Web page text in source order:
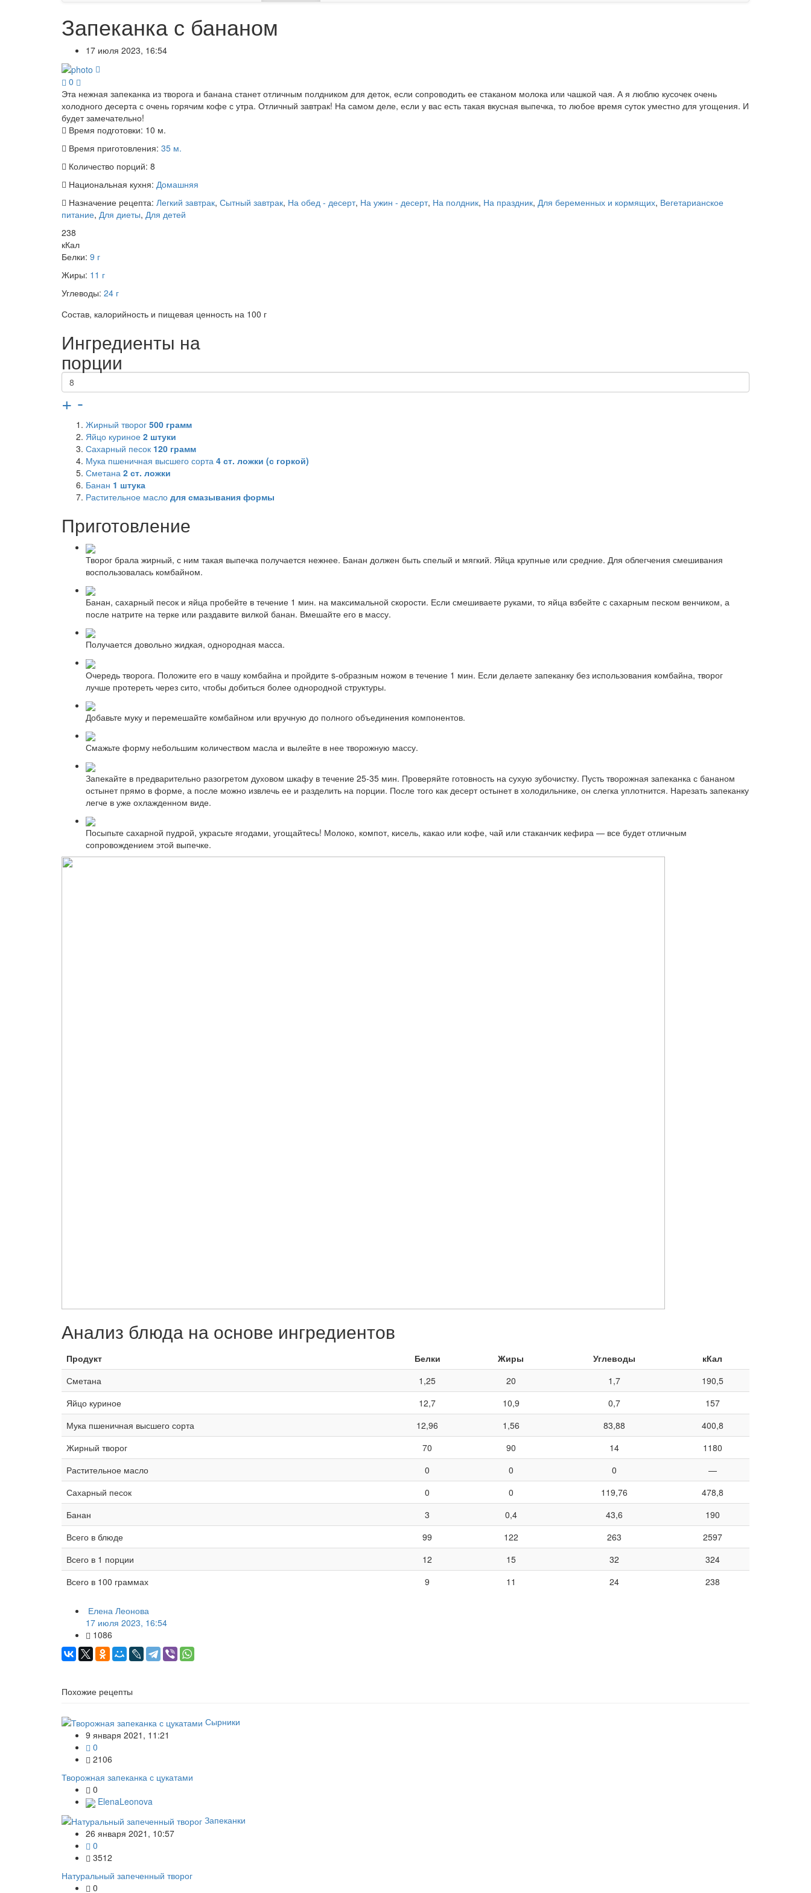
Запеканка с бананом
17 июля 2023, 16:54
0
Эта нежная запеканка из творога и банана станет отличным полдником для деток, если сопроводить ее стаканом молока или чашкой чая. А я люблю кусочек очень
холодного десерта с очень горячим кофе с утра. Отличный завтрак! На самом деле, если у вас есть такая вкусная выпечка, то любое время суток уместно для угощения. И
будет замечательно!
Время подготовки: 10 м.
Время приготовления: 35 м.
Количество порций: 8
Национальная кухня: Домашняя
Назначение рецепта: Легкий завтрак, Сытный завтрак, На обед - десерт, На ужин - десерт, На полдник, На праздник, Для беременных и кормящих, Вегетарианское
питание, Для диеты, Для детей
238
кКал
Белки: 9 г
Жиры: 11 г
Углеводы: 24 г
Состав, калорийность и пищевая ценность на 100 г
Ингредиенты на
порции
+ -
Жирный творог 500 грамм
Яйцо куриное 2 штуки
Сахарный песок 120 грамм
Мука пшеничная высшего сорта 4 ст. ложки (с горкой)
Сметана 2 ст. ложки
Банан 1 штука
Растительное масло для смазывания формы
Приготовление
Творог брала жирный, с ним такая выпечка получается нежнее. Банан должен быть спелый и мягкий. Яйца крупные или средние. Для облегчения смешивания
воспользовалась комбайном.
Банан, сахарный песок и яйца пробейте в течение 1 мин. на максимальной скорости. Если смешиваете руками, то яйца взбейте с сахарным песком венчиком, а
после натрите на терке или раздавите вилкой банан. Вмешайте его в массу.
Получается довольно жидкая, однородная масса.
Очередь творога. Положите его в чашу комбайна и пройдите s-образным ножом в течение 1 мин. Если делаете запеканку без использования комбайна, творог
лучше протереть через сито, чтобы добиться более однородной структуры.
Добавьте муку и перемешайте комбайном или вручную до полного объединения компонентов.
Смажьте форму небольшим количеством масла и вылейте в нее творожную массу.
Запекайте в предварительно разогретом духовом шкафу в течение 25-35 мин. Проверяйте готовность на сухую зубочистку. Пусть творожная запеканка с бананом
остынет прямо в форме, а после можно извлечь ее и разделить на порции. После того как десерт остынет в холодильнике, он слегка уплотнится. Нарезать запеканку
легче в уже охлажденном виде.
Посыпьте сахарной пудрой, украсьте ягодами, угощайтесь! Молоко, компот, кисель, какао или кофе, чай или стаканчик кефира — все будет отличным
сопровождением этой выпечке.
Анализ блюда на основе ингредиентов
Продукт Белки Жиры Углеводы
кКал
Сметана
1,25 20 1,7
190,5
Яйцо куриное
12,7 10,9 0,7
157
Мука пшеничная высшего сорта
12,96 1,56 83,88
400,8
Жирный творог
70 90 14
1180
Растительное масло
0 0 0
—
Сахарный песок
0 0 119,76
478,8
Банан
3 0,4 43,6
190
Всего в блюде
99 122 263
2597
Всего в 1 порции
12 15 32
324
Всего в 100 граммах
9 11 24 238
Елена Леонова
17 июля 2023, 16:54
1086
Похожие рецепты
Сырники
9 января 2021, 11:21
0
2106
Творожная запеканка с цукатами
0
ElenaLeonova
Запеканки
26 января 2021, 10:57
0
3512
Натуральный запеченный творог
0